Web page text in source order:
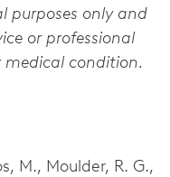
purposes only and
or professional
medical condition.
M., Moulder, R. G.,